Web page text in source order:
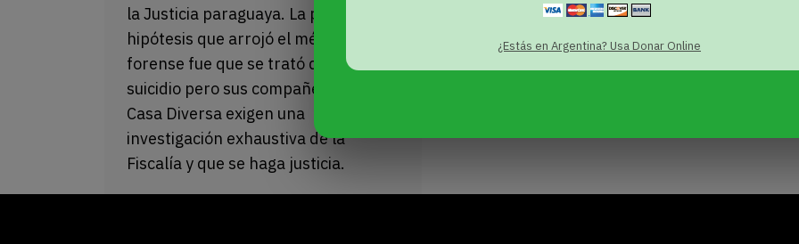
¿Estás en Argentina? Usa Donar Online
la Justicia paraguaya. La primera
hipótesis que arrojó el médico
forense fue que se trató de un
suicidio pero sus compañeras de
Casa Diversa exigen una
investigación exhaustiva de la
Fiscalía y que se haga justicia.